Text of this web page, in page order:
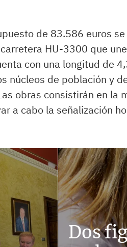
de 83.586 euros
HU-3300 que
con una longitud de
núcleos de población y
obras consistirán en la
a cabo la señalización
Dos